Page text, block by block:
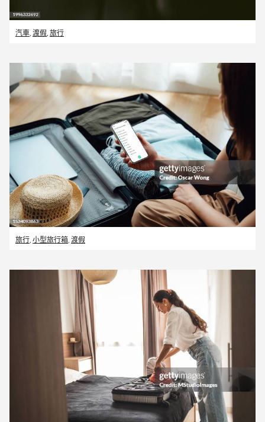
汽車, 渡假, 旅行
旅行, 小型旅行箱, 渡假